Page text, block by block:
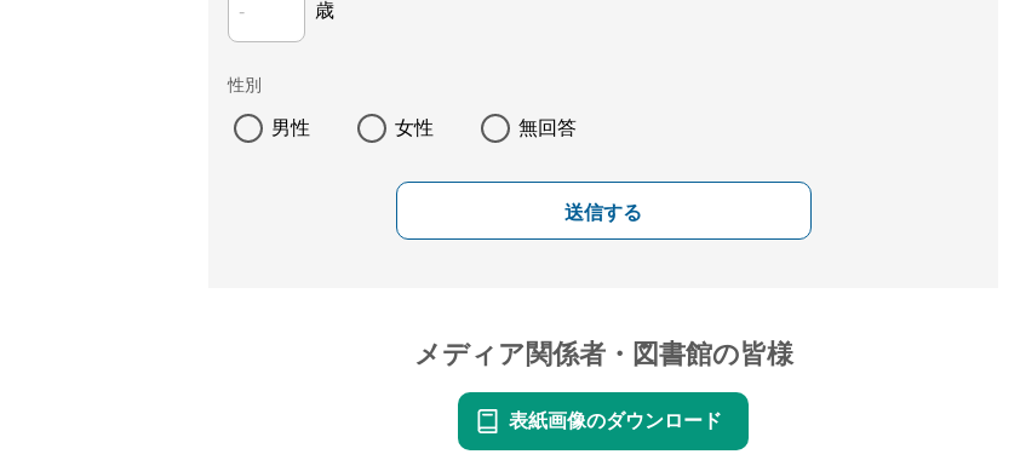
歳
性別
男性 女性 無回答
送信する
メディア関係者・図書館の皆様
表紙画像のダウンロード